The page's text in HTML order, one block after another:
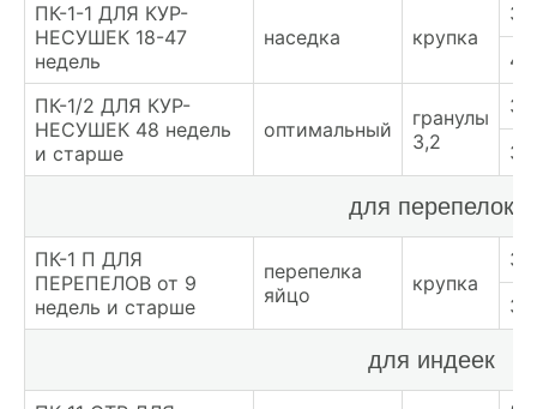
ПК-1-1 ДЛЯ КУР-
НЕСУШЕК 18-47
недель
наседка крупка
ПК-1/2 ДЛЯ КУР-
НЕСУШЕК 48 недель
и старше
оптимальный
гранулы
3,2
для перепелок
ПК-1 П ДЛЯ
ПЕРЕПЕЛОВ от 9
недель и старше
перепелка
яйцо
крупка
для индеек